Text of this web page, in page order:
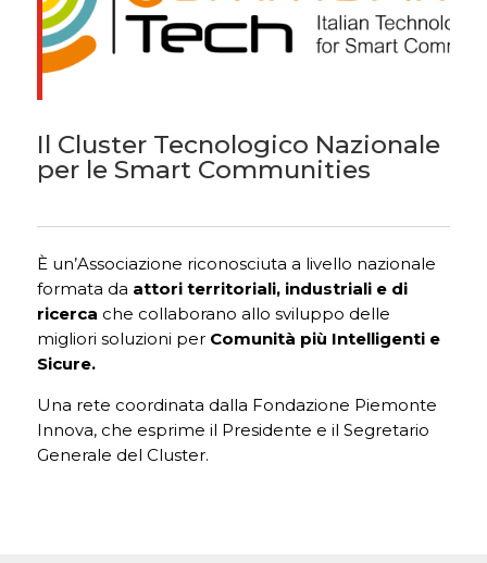
Il Cluster Tecnologico Nazionale
per le Smart Communities
È un’Associazione riconosciuta a livello nazionale
formata da attori territoriali, industriali e di
ricerca che collaborano allo sviluppo delle
migliori soluzioni per Comunità più Intelligenti e
Sicure.
Una rete coordinata dalla Fondazione Piemonte
Innova, che esprime il Presidente e il Segretario
Generale del Cluster.